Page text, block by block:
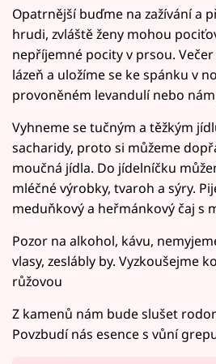
Opatrnější buďme na zažívání a
hrudi, zvláště ženy mohou
nepříjemné pocity v prsou.
lázeň a uložíme se ke spánku v
provoněném levandulí nebo
Vyhneme se tučným a těžkým
sacharidy, proto si můžeme
moučná jídla. Do jídelníčku
mléčné výrobky, tvaroh a sýry.
meduňkový a heřmánkový čaj s
Pozor na alkohol, kávu,
vlasy, zeslábly by. Vyzkoušejme
růžovou
Z kamenů nám bude slušet
Povzbudí nás esence s vůní